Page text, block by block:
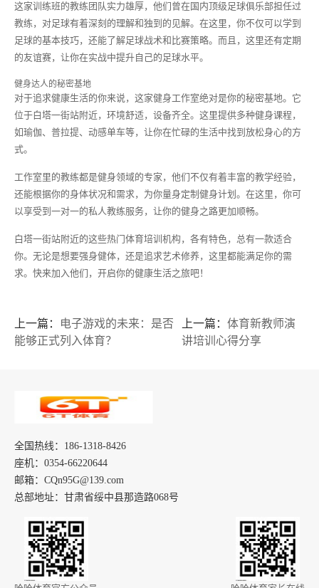
这家训练班的教练团队实力雄厚，他们曾在国内顶级足球俱乐部担任过
教练，对足球有着深刻的理解和独到的见解。在这里，你不仅可以学到
足球的基本技巧，还能了解足球战术和比赛策略。而且，这里还有定期
的友谊赛，让你在实战中提升自己的足球水平。
健身达人的秘密基地
对于追求健康生活的你来说，这家健身工作室绝对是你的秘密基地。它
位于白塔一街站附近，环境舒适，设备齐全。这里提供多种健身课程，
如瑜伽、普拉提、动感单车等，让你在忙碌的生活中找到放松身心的方
式。
工作室里的教练都是健身领域的专家，他们不仅有着丰富的教学经验，
还能根据你的身体状况和需求，为你量身定制健身计划。在这里，你可
以享受到一对一的私人教练服务，让你的健身之路更加顺畅。
白塔一街站附近的这些热门体育培训机构，各有特色，总有一款适合
你。无论是想要强身健体，还是追求艺术修养，这里都能满足你的需
求。快来加入他们，开启你的健康生活之旅吧！
上一篇：
电子游戏的未来：是否
能够正式列入体育？
上一篇： 体育新教师演
讲培训心得分享
全国热线：186-1318-8426
座机：0354-66220644
邮箱：CQn95G@139.com
总部地址：甘肃省绥中县那造路068号